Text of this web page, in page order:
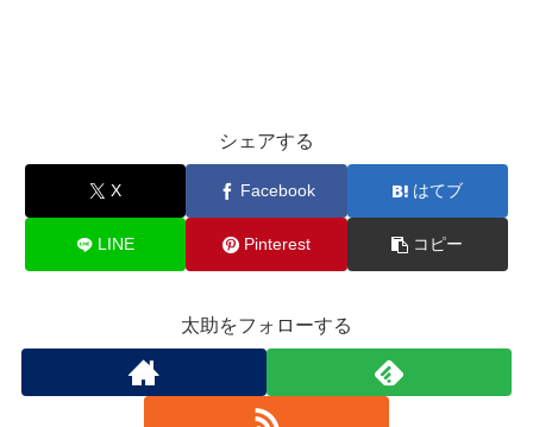
シェアする
X Facebook はてブ
LINE Pinterest コピー
太助をフォローする